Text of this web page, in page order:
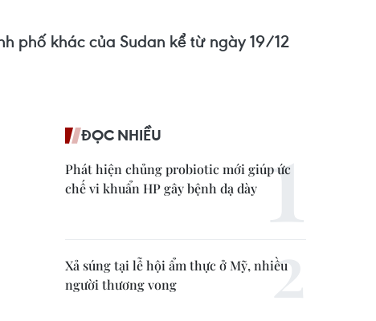
phố khác của Sudan kể từ ngày 19/12
ĐỌC NHIỀU
Phát hiện chủng probiotic mới giúp ức
chế vi khuẩn HP gây bệnh dạ dày
Xả súng tại lễ hội ẩm thực ở Mỹ, nhiều
người thương vong